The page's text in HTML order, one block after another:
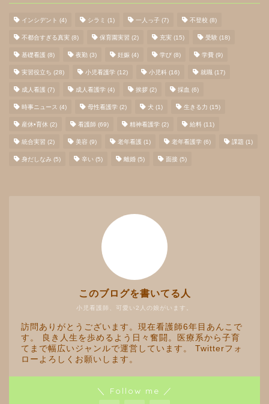
インシデント (4) シラミ (1) 一人っ子 (7) 不登校 (8)
不都合すぎる真実 (8) 保育園実習 (2) 充実 (15) 受験 (18)
基礎看護 (8) 夜勤 (3) 妊娠 (4) 学び (8) 学費 (9)
実習役立ち (28) 小児看護学 (12) 小児科 (16) 就職 (17)
成人看護 (7) 成人看護学 (4) 挨拶 (2) 採血 (6)
時事ニュース (4) 母性看護学 (2) 犬 (1) 生きる力 (15)
産休•育休 (2) 看護師 (69) 精神看護学 (2) 給料 (11)
統合実習 (2) 美容 (9) 老年看護 (1) 老年看護学 (6) 課題 (1)
身だしなみ (5) 辛い (5) 離婚 (5) 面接 (5)
小児看護師、可愛い2人の娘がいます。
このブログを書いてる人
訪問ありがとうございます。現在看護師6年目あんこで
す。 良き人生を歩めるよう日々奮闘。医療系から子育
てまで幅広いジャンルで運営しています。 Twitterフォ
ローよろしくお願いします。
＼ Follow me ／